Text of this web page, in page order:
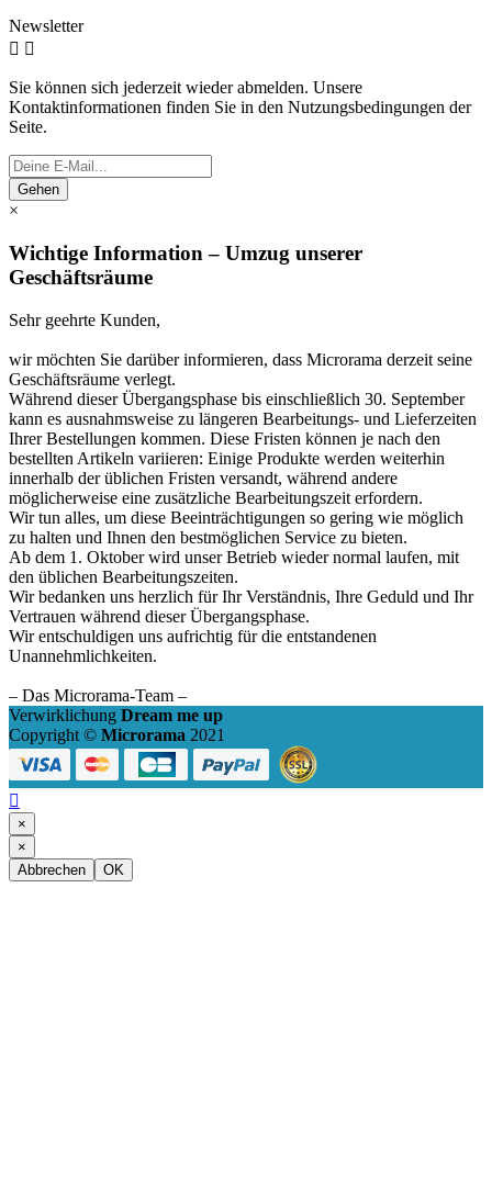
Newsletter
 
Sie können sich jederzeit wieder abmelden. Unsere
Kontaktinformationen finden Sie in den Nutzungsbedingungen der
Seite.
Gehen
×
Wichtige Information – Umzug unserer
Geschäftsräume
Sehr geehrte Kunden,
wir möchten Sie darüber informieren, dass Microrama derzeit seine
Geschäftsräume verlegt.
Während dieser Übergangsphase bis einschließlich 30. September
kann es ausnahmsweise zu längeren Bearbeitungs- und Lieferzeiten
Ihrer Bestellungen kommen. Diese Fristen können je nach den
bestellten Artikeln variieren: Einige Produkte werden weiterhin
innerhalb der üblichen Fristen versandt, während andere
möglicherweise eine zusätzliche Bearbeitungszeit erfordern.
Wir tun alles, um diese Beeinträchtigungen so gering wie möglich
zu halten und Ihnen den bestmöglichen Service zu bieten.
Ab dem 1. Oktober wird unser Betrieb wieder normal laufen, mit
den üblichen Bearbeitungszeiten.
Wir bedanken uns herzlich für Ihr Verständnis, Ihre Geduld und Ihr
Vertrauen während dieser Übergangsphase.
Wir entschuldigen uns aufrichtig für die entstandenen
Unannehmlichkeiten.
– Das Microrama-Team –
Verwirklichung Dream me up
Copyright © Microrama 2021

×
×
Abbrechen
OK